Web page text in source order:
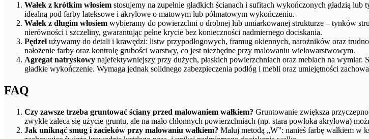
Wałek z krótkim włosiem stosujemy na zupełnie gładkich ścianach i sufitach wykończonych gładzią
idealną pod farby lateksowe i akrylowe o matowym lub półmatowym wykończeniu.
Wałek z długim włosiem wybieramy do powierzchni o drobnej lub umiarkowanej strukturze – tynków
nierówności i szczeliny, gwarantując pełne krycie bez konieczności nadmiernego dociskania.
Pędzel używamy do detali i krawędzi: listw przypodłogowych, framug okiennych, narożników oraz
nałożenie farby oraz kontrolę grubości warstwy, co jest niezbędne przy malowaniu wielowarstwowym.
Agregat natryskowy najefektywniejszy przy dużych, płaskich powierzchniach oraz meblach na
gładkie wykończenie. Wymaga jednak solidnego zabezpieczenia podłóg i mebli oraz umiejętności
FAQ
Czy zawsze trzeba gruntować ściany przed malowaniem wałkiem? Gruntowanie zwiększa
zwykle zaleca się użycie gruntu, ale na mało chłonnych powierzchniach (np. stara powłoka akrylowa)
Jak uniknąć smug i zacieków przy malowaniu wałkiem? Maluj metodą „W”: nanieś farbę wałkiem w